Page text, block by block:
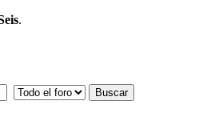
.